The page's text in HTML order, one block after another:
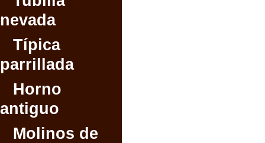
nevada
Típica
parrillada
Horno
antiguo
Molinos de